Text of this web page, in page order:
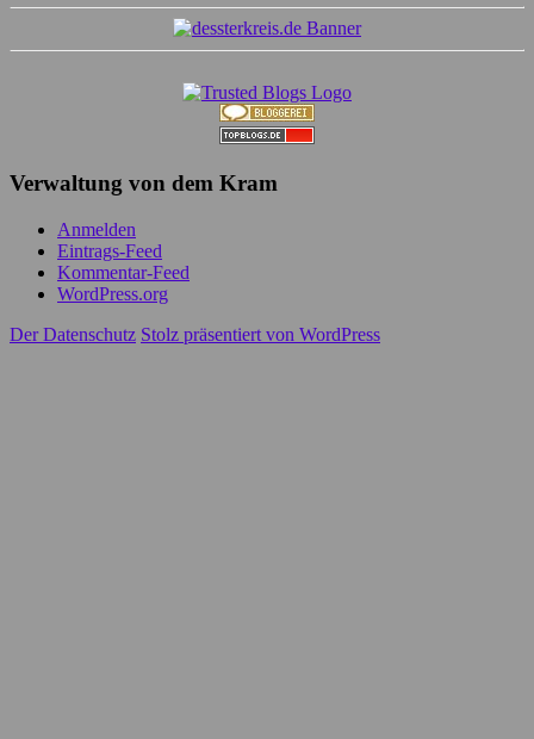
Verwaltung von dem Kram
Anmelden
Eintrags-Feed
Kommentar-Feed
WordPress.org
Der Datenschutz Stolz präsentiert von WordPress